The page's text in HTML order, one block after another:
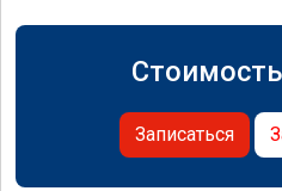
Записаться